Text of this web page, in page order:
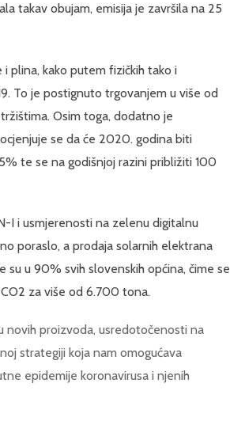
takav obujam, emisija je završila na 25
plina, kako putem fizičkih tako i
To je postignuto trgovanjem u više od
Osim toga, dodatno je
se da će 2020. godina biti
te se na godišnjoj razini približiti 100
I i usmjerenosti na zelenu digitalnu
poraslo, a prodaja solarnih elektrana
u 90% svih slovenskih općina, čime se
za više od 6.700 tona.
novih proizvoda, usredotočenosti na
strategiji koja nam omogućava
epidemije koronavirusa i njenih